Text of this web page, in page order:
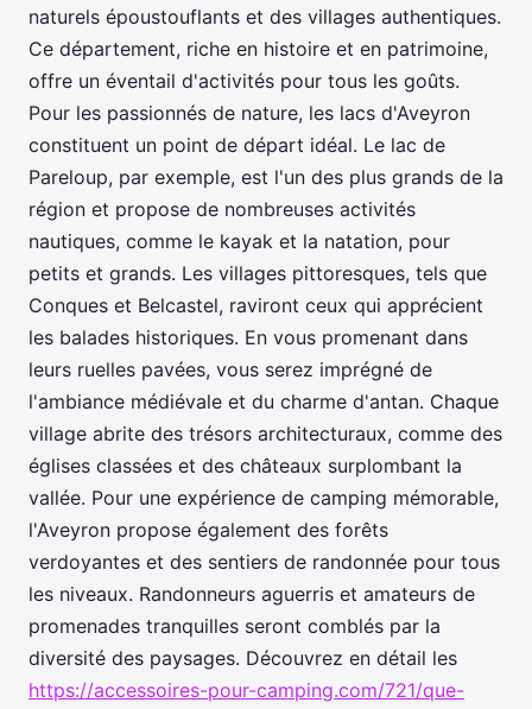
naturels époustouflants et des villages authentiques.
Ce département, riche en histoire et en patrimoine,
offre un éventail d'activités pour tous les goûts.
Pour les passionnés de nature, les lacs d'Aveyron
constituent un point de départ idéal. Le lac de
Pareloup, par exemple, est l'un des plus grands de la
région et propose de nombreuses activités
nautiques, comme le kayak et la natation, pour
petits et grands. Les villages pittoresques, tels que
Conques et Belcastel, raviront ceux qui apprécient
les balades historiques. En vous promenant dans
leurs ruelles pavées, vous serez imprégné de
l'ambiance médiévale et du charme d'antan. Chaque
village abrite des trésors architecturaux, comme des
églises classées et des châteaux surplombant la
vallée. Pour une expérience de camping mémorable,
l'Aveyron propose également des forêts
verdoyantes et des sentiers de randonnée pour tous
les niveaux. Randonneurs aguerris et amateurs de
promenades tranquilles seront comblés par la
diversité des paysages. Découvrez en détail les
https://accessoires-pour-camping.com/721/que-